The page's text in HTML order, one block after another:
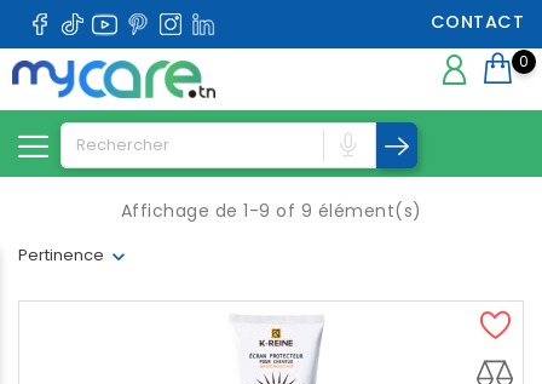
CONTACT
0
Pertinence
Affichage de 1-9 of 9 élément(s)